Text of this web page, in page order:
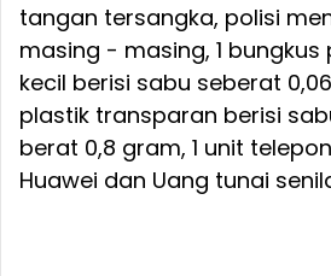
tangan tersangka, polisi
masing - masing, 1
kecil berisi sabu seberat
plastik transparan berisi
berat 0,8 gram, 1 unit
Huawei dan Uang tunai